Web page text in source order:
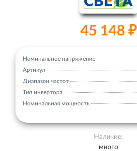
45 148 ₽
Номинальное напряжение
Артикул
Диапазон частот
Тип инвертора
Номинальная мощность
Наличие:
много